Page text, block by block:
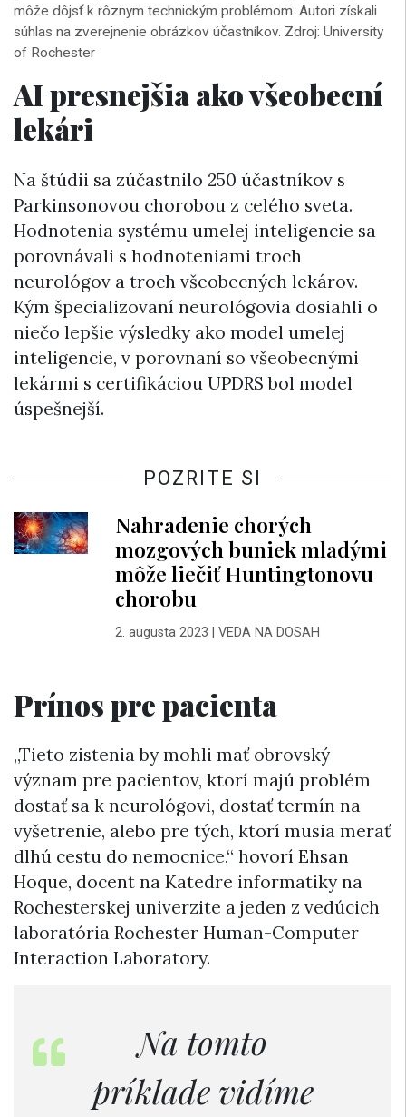
môže dôjsť k rôznym technickým problémom. Autori získali
súhlas na zverejnenie obrázkov účastníkov. Zdroj: University
of Rochester
AI presnejšia ako všeobecní
lekári
Na štúdii sa zúčastnilo 250 účastníkov s
Parkinsonovou chorobou z celého sveta.
Hodnotenia systému umelej inteligencie sa
porovnávali s hodnoteniami troch
neurológov a troch všeobecných lekárov.
Kým špecializovaní neurológovia dosiahli o
niečo lepšie výsledky ako model umelej
inteligencie, v porovnaní so všeobecnými
lekármi s certifikáciou UPDRS bol model
úspešnejší.
POZRITE SI
Nahradenie chorých
mozgových buniek mladými
môže liečiť Huntingtonovu
chorobu
2. augusta 2023 VEDA NA DOSAH
Prínos pre pacienta
„Tieto zistenia by mohli mať obrovský
význam pre pacientov, ktorí majú problém
dostať sa k neurológovi, dostať termín na
vyšetrenie, alebo pre tých, ktorí musia merať
dlhú cestu do nemocnice,“ hovorí Ehsan
Hoque, docent na Katedre informatiky na
Rochesterskej univerzite a jeden z vedúcich
laboratória Rochester Human-Computer
Interaction Laboratory.
Na tomto
príklade vidíme